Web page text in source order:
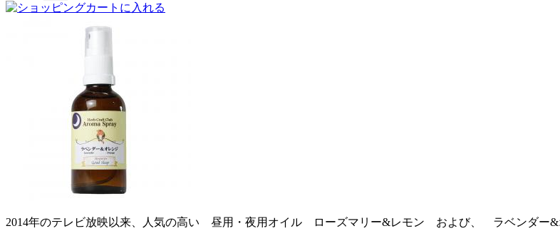
2014年のテレビ放映以来、人気の高い 昼用・夜用オイル ローズマリー&レモン および、 ラベンダー&